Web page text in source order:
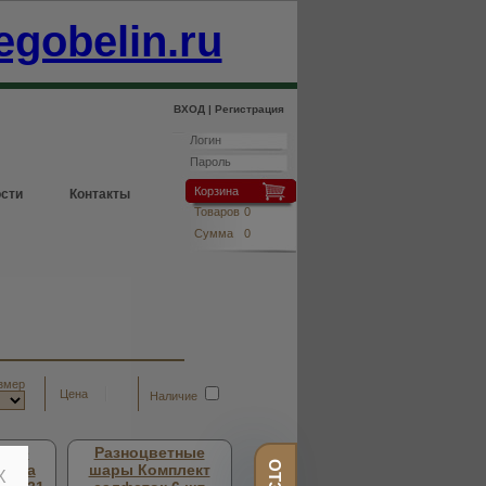
ВХОД | Регистрация
Корзина
Товаров 0
Сумма
0
Контакты
Цена Наличие
Разноцветные
шары Комплект